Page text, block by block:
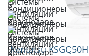
Kentatsu